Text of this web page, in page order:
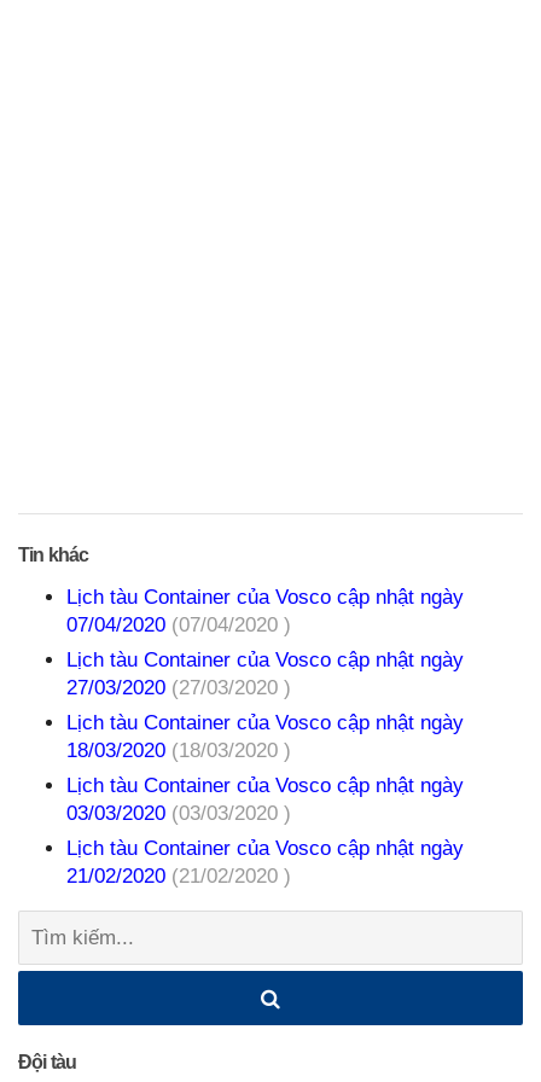
Tin khác
Lịch tàu Container của Vosco cập nhật ngày
07/04/2020 (07/04/2020 )
Lịch tàu Container của Vosco cập nhật ngày
27/03/2020 (27/03/2020 )
Lịch tàu Container của Vosco cập nhật ngày
18/03/2020 (18/03/2020 )
Lịch tàu Container của Vosco cập nhật ngày
03/03/2020 (03/03/2020 )
Lịch tàu Container của Vosco cập nhật ngày
21/02/2020 (21/02/2020 )
Tìm
kiếm:
Đội tàu